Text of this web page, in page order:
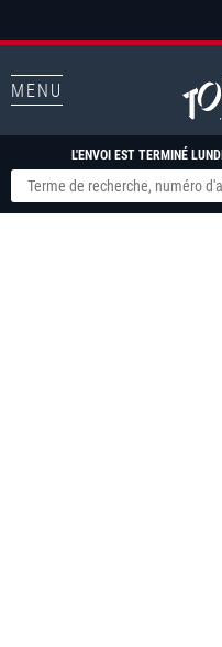
MENU
L'ENVOI EST TERMINÉ LUNDI